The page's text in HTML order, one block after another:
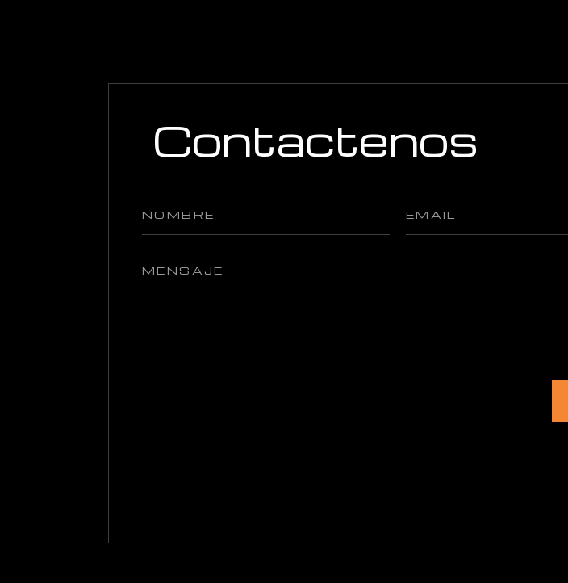
Contactenos